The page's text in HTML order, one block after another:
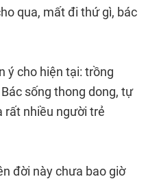
qua, mất đi thứ gì, bác
ý cho hiện tại: trồng
sống thong dong, tự
rất nhiều người trẻ
đời này chưa bao giờ